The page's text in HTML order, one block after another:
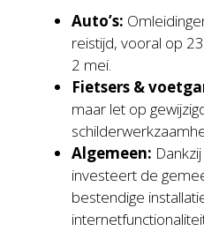
Auto’s:
reistijd, vooral op
2 mei.
Fietsers &
maar let op
Algemeen:
investeert de
bestendige